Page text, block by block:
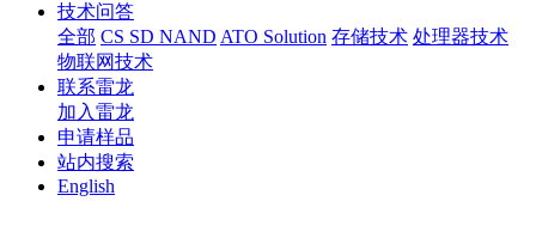
技术问答
全部 CS SD NAND ATO Solution 存储技术 处理器技术
物联网技术
联系雷龙
加入雷龙
申请样品
站内搜索
English